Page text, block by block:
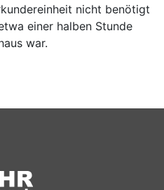
nicht benötigt
einer halben Stunde
war.